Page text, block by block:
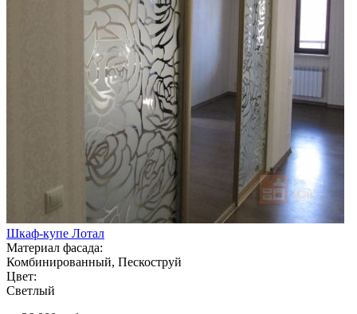
Шкаф-купе Лотал
Материал фасада:
Комбинированный, Пескоструй
Цвет:
Светлый